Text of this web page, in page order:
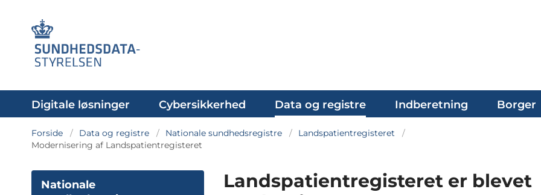
Digitale løsninger Cybersikkerhed Data og registre Indberetning Borger
Forside Data og registre Nationale sundhedsregistre
Landspatientregisteret
Modernisering af Landspatientregisteret
Nationale
Landspatientregisteret er blevet